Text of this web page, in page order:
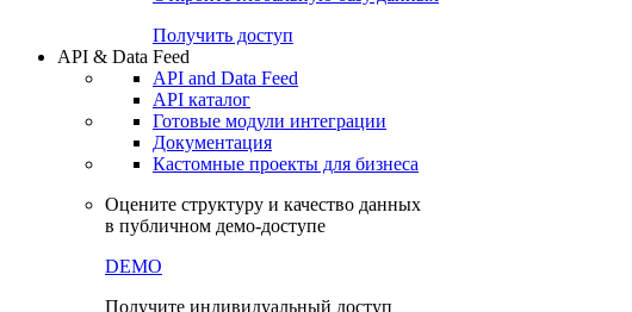
Попробуйте7-дневный
Откройте глобальную базу данных
Получить доступ
API & Data Feed
API and Data Feed
API каталог
Документация
Кастомные проекты для бизнеса
Оцените структуру и качество данных
в публичном демо-доступе